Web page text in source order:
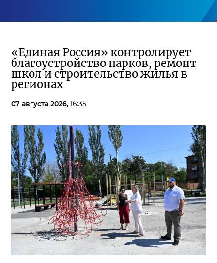
«Единая Россия» контролирует
благоустройство парков, ремонт
школ и строительство жилья в
регионах
07 августа 2026, 16:35